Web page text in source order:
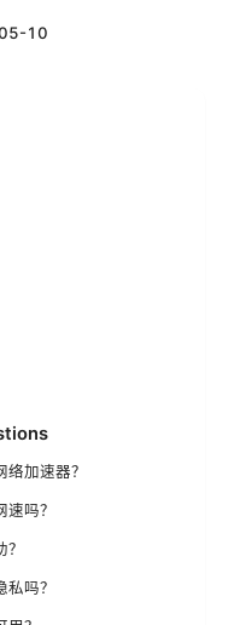
10
加速器？
吗？
吗？